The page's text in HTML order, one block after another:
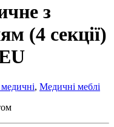
з
(4 секції)
, Медичні меблі